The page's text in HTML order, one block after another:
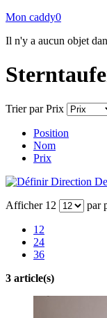
Mon caddy0
Il n'y a aucun objet
Trier par Prix
Position
Nom
Prix
Afficher 12 par
12
24
36
3 article(s)